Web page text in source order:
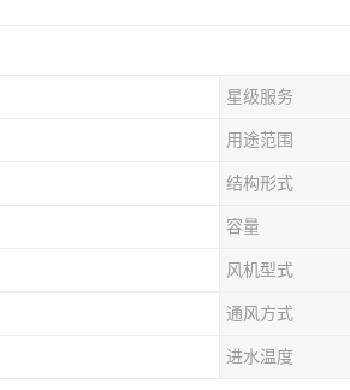
星级服务
用途范围
结构形式
容量
风机型式
通风方式
进水温度